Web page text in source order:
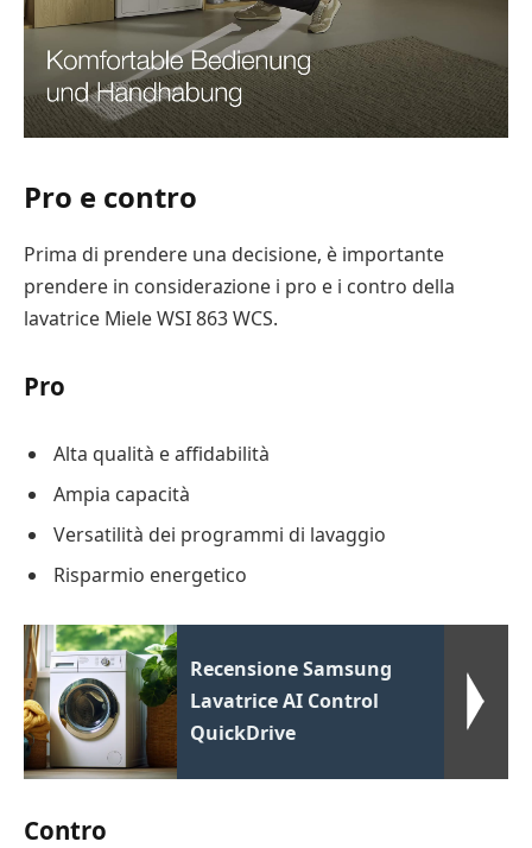
Pro e contro
Prima di prendere una decisione, è importante
prendere in considerazione i pro e i contro della
lavatrice Miele WSI 863 WCS.
Pro
Alta qualità e affidabilità
Ampia capacità
Versatilità dei programmi di lavaggio
Risparmio energetico
Recensione Samsung
Lavatrice AI Control
QuickDrive
Contro